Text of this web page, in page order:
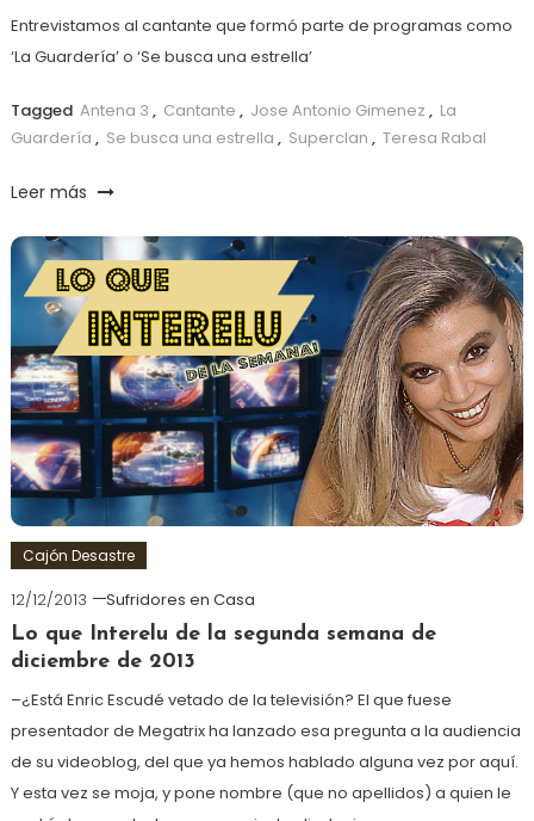
Entrevistamos al cantante que formó parte de programas como
‘La Guardería’ o ‘Se busca una estrella’
Tagged Antena 3 , Cantante , Jose Antonio Gimenez , La
Guardería , Se busca una estrella , Superclan , Teresa Rabal
Leer más
Cajón Desastre
12/12/2013
Sufridores en Casa
Lo que Interelu de la segunda semana de
diciembre de 2013
–¿Está Enric Escudé vetado de la televisión? El que fuese
presentador de Megatrix ha lanzado esa pregunta a la audiencia
de su videoblog, del que ya hemos hablado alguna vez por aquí.
Y esta vez se moja, y pone nombre (que no apellidos) a quien le